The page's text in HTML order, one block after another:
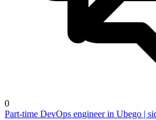
0
Part-time DevOps engineer in Ubego |